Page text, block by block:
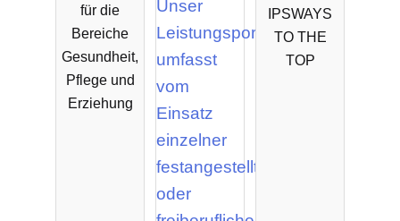
für die
Bereiche
Gesundheit,
Pflege und
Erziehung
IPSWAYS
TO THE
TOP